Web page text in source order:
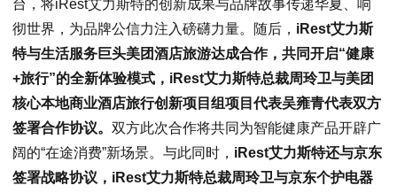
台，将iRest艾力斯特的创新成果与品牌故事传递华夏、响
彻世界，为品牌公信力注入磅礴力量。随后， iRest艾力斯
特与生活服务巨头美团酒店旅游达成合作，共同开启“健康
+旅行”的全新体验模式，iRest艾力斯特总裁周玲卫与美团
核心本地商业酒店旅行创新项目组项目代表吴雍青代表双方
签署合作协议。 双方此次合作将共同为智能健康产品开辟广
阔的“在途消费”新场景。与此同时， iRest艾力斯特还与京东
签署战略协议，iRest艾力斯特总裁周玲卫与京东个护电器